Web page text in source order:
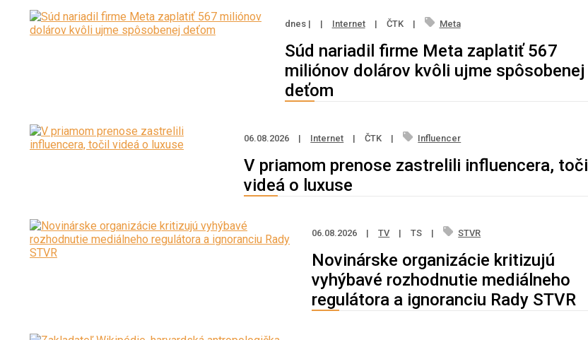
dnes | | Internet | ČTK | Meta
Súd nariadil firme Meta zaplatiť 567
miliónov dolárov kvôli ujme spôsobenej
deťom
06.08.2026 | Internet | ČTK | Influencer
V priamom prenose zastrelili influencera, točil
videá o luxuse
06.08.2026 | TV | TS | STVR
Novinárske organizácie kritizujú
vyhýbavé rozhodnutie mediálneho
regulátora a ignoranciu Rady STVR